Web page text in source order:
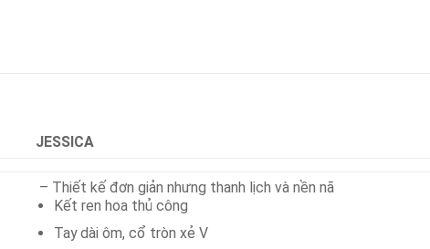
JESSICA
– Thiết kế đơn giản nhưng thanh lịch và nền nã
Kết ren hoa thủ công
Tay dài ôm, cổ tròn xẻ V